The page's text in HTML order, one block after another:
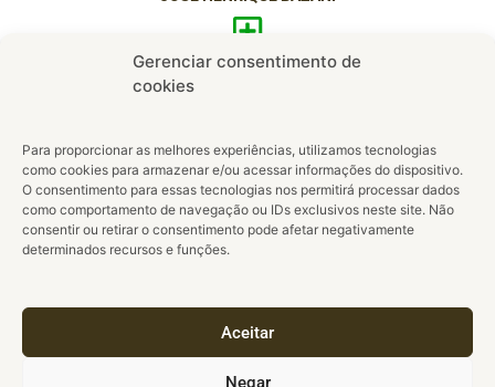
Gerenciar consentimento de
cookies
Para proporcionar as melhores experiências, utilizamos tecnologias
como cookies para armazenar e/ou acessar informações do dispositivo.
O consentimento para essas tecnologias nos permitirá processar dados
como comportamento de navegação ou IDs exclusivos neste site. Não
consentir ou retirar o consentimento pode afetar negativamente
determinados recursos e funções.
Aceitar
Negar